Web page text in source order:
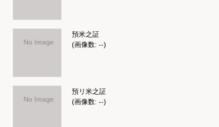
No Image
預米之証
(画像数: --)
No Image
預リ米之証
(画像数: --)